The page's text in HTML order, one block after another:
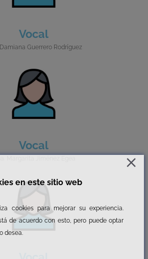
Vocal
Guerrero Rodríguez
Vocal
en este sitio web
cookies para mejorar su experiencia.
de acuerdo con esto, pero puede optar
desea.